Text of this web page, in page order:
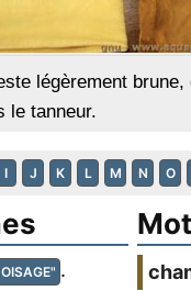
légèrement
le tanneur.
I J K L M N O
.